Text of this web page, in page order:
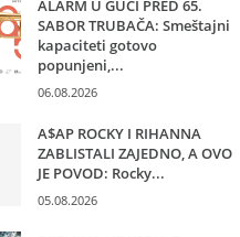
ALARM U GUČI PRED 65.
SABOR TRUBAČA: Smeštajni
kapaciteti gotovo
popunjeni,...
06.08.2026
A$AP ROCKY I RIHANNA
ZABLISTALI ZAJEDNO, A OVO
JE POVOD: Rocky...
05.08.2026